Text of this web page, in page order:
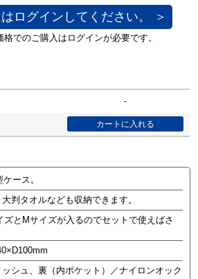
ログインしてください。 ＞
-
ース。
判タオルなども収納できます。
ズとMサイズが入るのでセットで使えばさ
ッシュ、裏（内ポケット）／ナイロンオック